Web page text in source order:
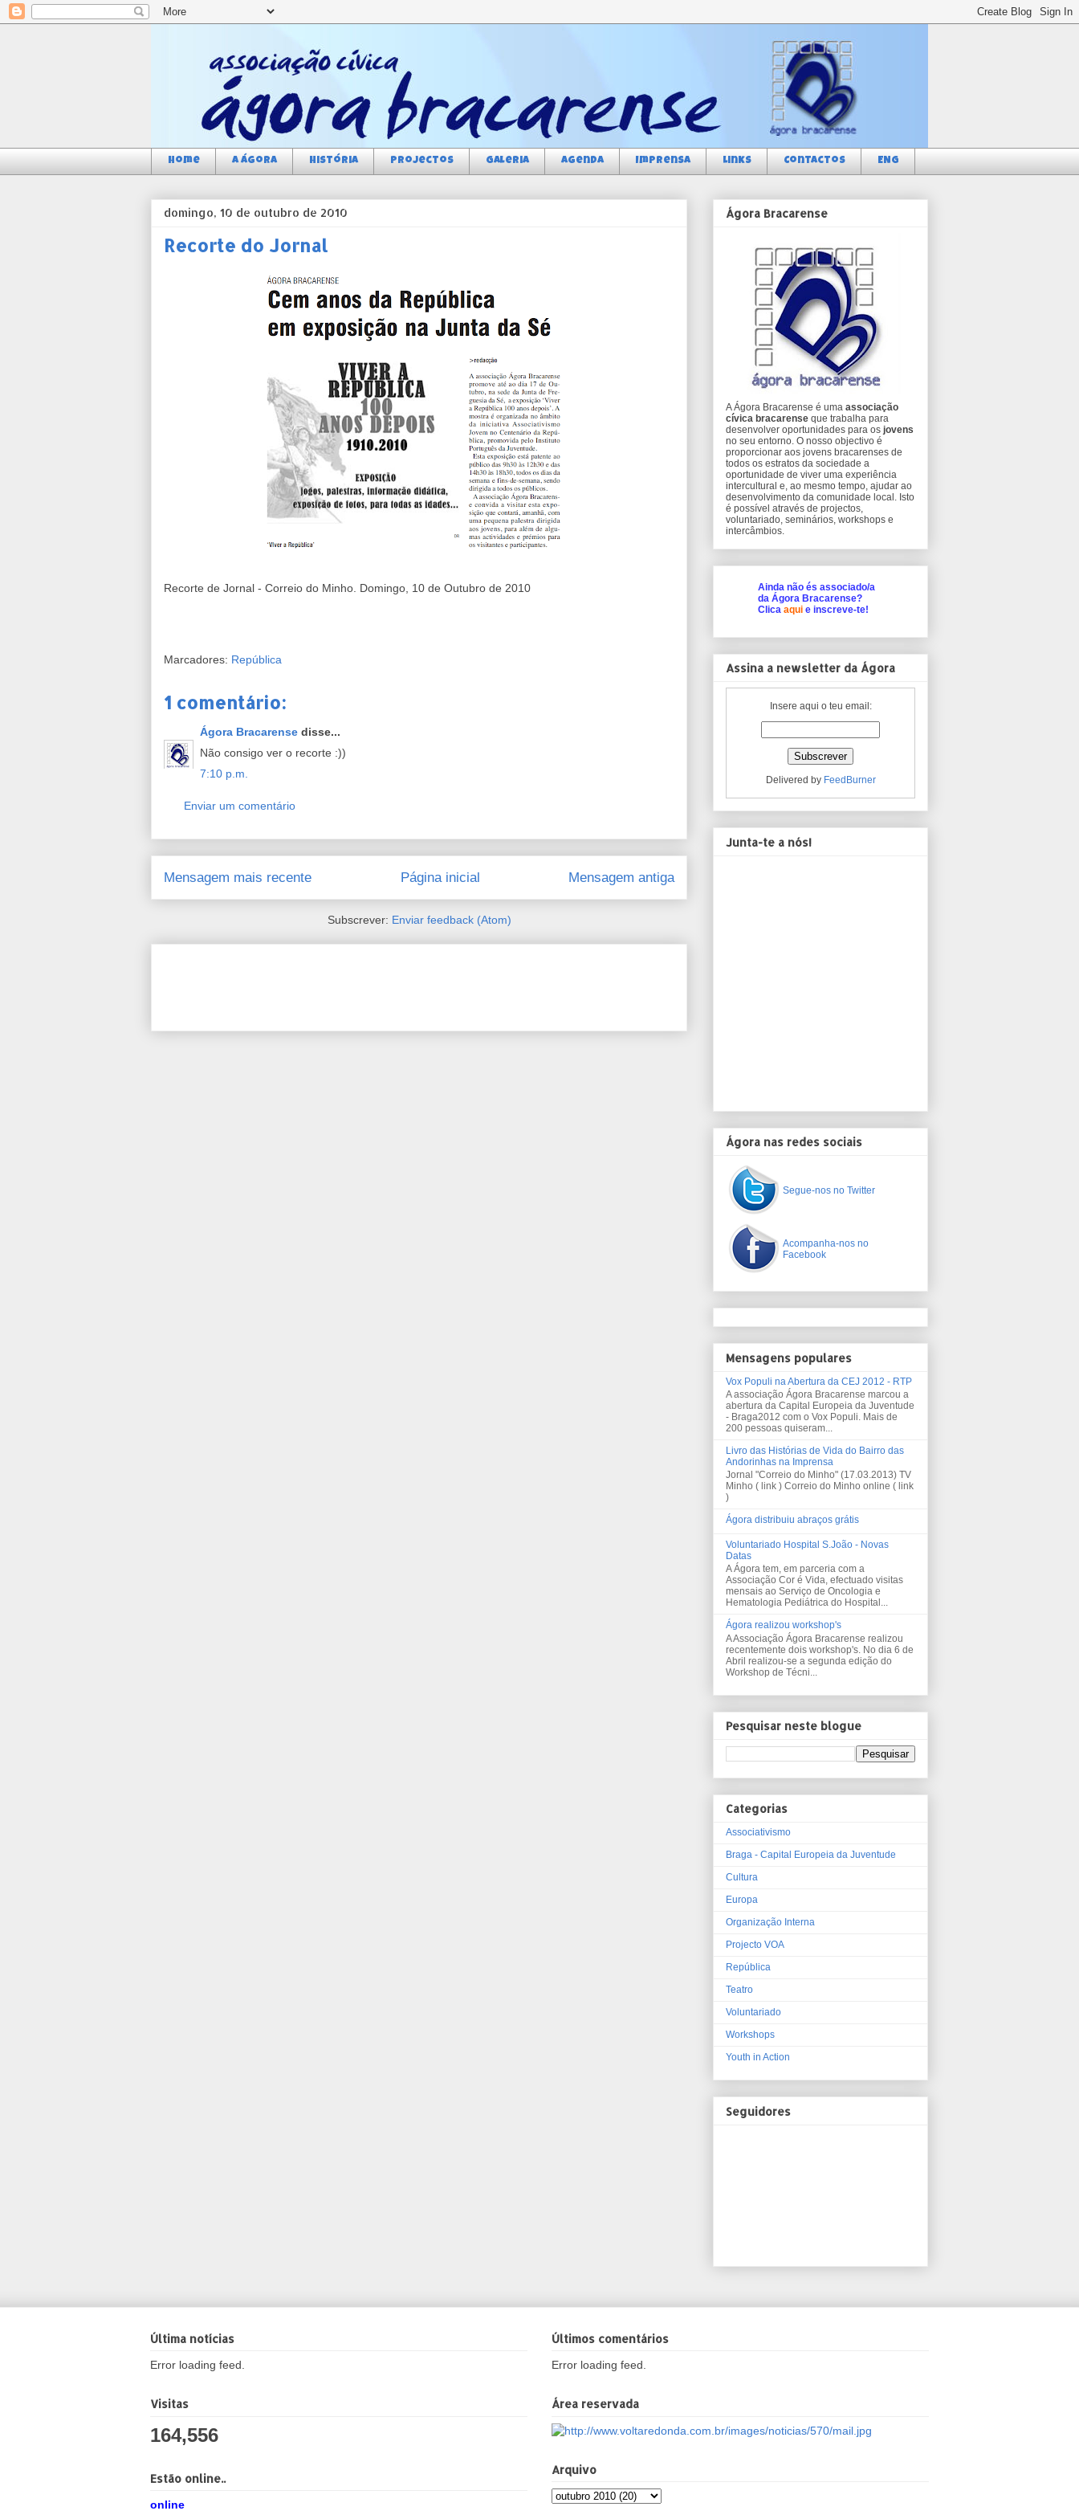
Home a Ágora História Projectos Galeria Agenda Imprensa Links Contactos ENG
domingo, 10 de outubro de 2010
Recorte do Jornal
Recorte de Jornal - Correio do Minho. Domingo, 10 de Outubro de 2010
Marcadores: República
1 comentário:
Ágora Bracarense disse...
Não consigo ver o recorte :))
7:10 p.m.
Enviar um comentário
Mensagem mais recente Mensagem antiga
Página inicial
Subscrever: Enviar feedback (Atom)
Ágora Bracarense
A Ágora Bracarense é uma associação
cívica bracarense que trabalha para
desenvolver oportunidades para os jovens
no seu entorno. O nosso objectivo é
proporcionar aos jovens bracarenses de
todos os estratos da sociedade a
oportunidade de viver uma experiência
intercultural e, ao mesmo tempo, ajudar ao
desenvolvimento da comunidade local. Isto
é possível através de projectos,
voluntariado, seminários, workshops e
intercâmbios.
Ainda não és associado/a
da Ágora Bracarense?
Clica aqui e inscreve-te!
Assina a newsletter da Ágora
Insere aqui o teu email:
Delivered by FeedBurner
Junta-te a nós!
Ágora nas redes sociais
Segue-nos no Twitter
Acompanha-nos no
Facebook
Mensagens populares
Vox Populi na Abertura da CEJ 2012 - RTP
A associação Ágora Bracarense marcou a
abertura da Capital Europeia da Juventude
- Braga2012 com o Vox Populi. Mais de
200 pessoas quiseram...
Livro das Histórias de Vida do Bairro das
Andorinhas na Imprensa
Jornal "Correio do Minho" (17.03.2013) TV
Minho ( link ) Correio do Minho online ( link
)
Ágora distribuiu abraços grátis
Voluntariado Hospital S.João - Novas
Datas
A Ágora tem, em parceria com a
Associação Cor é Vida, efectuado visitas
mensais ao Serviço de Oncologia e
Hematologia Pediátrica do Hospital...
Ágora realizou workshop's
A Associação Ágora Bracarense realizou
recentemente dois workshop's. No dia 6 de
Abril realizou-se a segunda edição do
Workshop de Técni...
Pesquisar neste blogue
Categorias
Associativismo
Braga - Capital Europeia da Juventude
Cultura
Europa
Organização Interna
Projecto VOA
República
Teatro
Voluntariado
Workshops
Youth in Action
Seguidores
Última notícias
Error loading feed.
Visitas
164,556
Estão online..
online
Últimos comentários
Error loading feed.
Área reservada
Arquivo